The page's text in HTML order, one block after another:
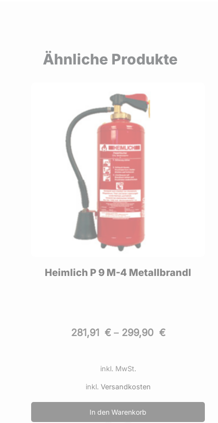
Ähnliche Produkte
Heimlich P 9 M-4 Metallbrandl
281,91 €– 299,90 €
inkl. MwSt.
inkl. Versandkosten
In den Warenkorb